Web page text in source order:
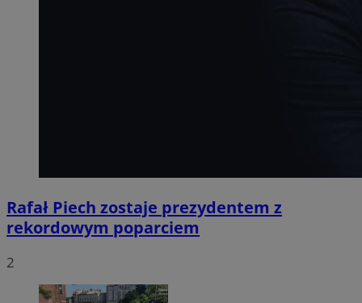
Rafał Piech zostaje prezydentem z
rekordowym poparciem
2